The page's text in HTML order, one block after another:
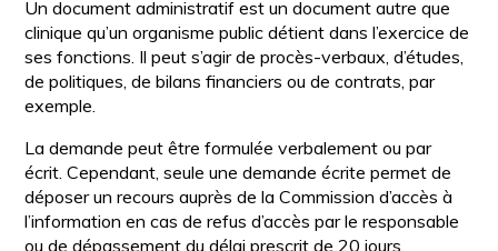
Un document administratif est un document autre que
clinique qu’un organisme public détient dans l’exercice de
ses fonctions. Il peut s’agir de procès-verbaux, d’études,
de politiques, de bilans financiers ou de contrats, par
exemple.
La demande peut être formulée verbalement ou par
écrit. Cependant, seule une demande écrite permet de
déposer un recours auprès de la Commission d’accès à
l’information en cas de refus d’accès par le responsable
ou de dépassement du délai prescrit de 20 jours.